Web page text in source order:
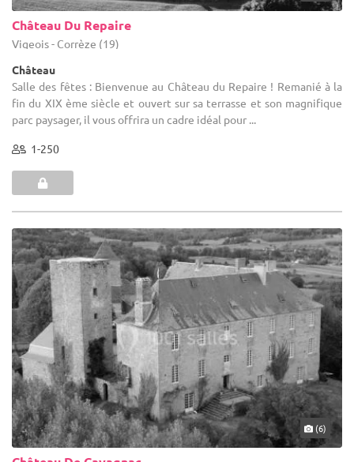
Château Du Repaire
Vigeois - Corrèze (19)
Château
Salle des fêtes : Bienvenue au Château du Repaire ! Remanié à la
fin du XIX ème siècle et ouvert sur sa terrasse et son magnifique
parc paysager, il vous offrira un cadre idéal pour ...
1-250
(6)